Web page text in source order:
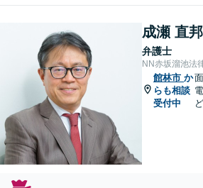
成瀬 直邦
弁護士
NN赤坂溜池法
館林市 か
らも相談
受付中